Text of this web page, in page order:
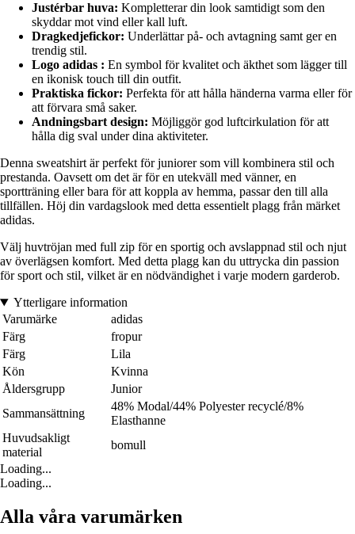
Justérbar huva: Kompletterar din look samtidigt som den
skyddar mot vind eller kall luft.
Dragkedjefickor: Underlättar på- och avtagning samt ger en
trendig stil.
Logo adidas : En symbol för kvalitet och äkthet som lägger till
en ikonisk touch till din outfit.
Praktiska fickor: Perfekta för att hålla händerna varma eller för
att förvara små saker.
Andningsbart design: Möjliggör god luftcirkulation för att
hålla dig sval under dina aktiviteter.
Denna sweatshirt är perfekt för juniorer som vill kombinera stil och
prestanda. Oavsett om det är för en utekväll med vänner, en
sportträning eller bara för att koppla av hemma, passar den till alla
tillfällen. Höj din vardagslook med detta essentielt plagg från märket
adidas.
Välj huvtröjan med full zip för en sportig och avslappnad stil och njut
av överlägsen komfort. Med detta plagg kan du uttrycka din passion
för sport och stil, vilket är en nödvändighet i varje modern garderob.
Ytterligare information
Varumärke
adidas
Färg
fropur
Färg
Lila
Kön
Kvinna
Åldersgrupp
Junior
Sammansättning
48% Modal/44% Polyester recyclé/8%
Elasthanne
Huvudsakligt
material
bomull
Loading...
Loading...
Alla våra varumärken